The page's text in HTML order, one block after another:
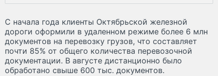
С начала года клиенты Октябрьской железной
дороги оформили в удаленном режиме более 6 млн
документов на перевозку грузов, что составляет
почти 85% от общего количества перевозочной
документации. В августе дистанционно было
обработано свыше 600 тыс. документов.